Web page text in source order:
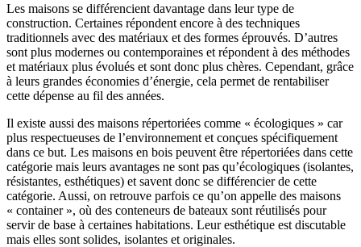
Les maisons se différencient davantage dans leur type de
construction. Certaines répondent encore à des techniques
traditionnels avec des matériaux et des formes éprouvés. D’autres
sont plus modernes ou contemporaines et répondent à des méthodes
et matériaux plus évolués et sont donc plus chères. Cependant, grâce
à leurs grandes économies d’énergie, cela permet de rentabiliser
cette dépense au fil des années.
Il existe aussi des maisons répertoriées comme « écologiques » car
plus respectueuses de l’environnement et conçues spécifiquement
dans ce but. Les maisons en bois peuvent être répertoriées dans cette
catégorie mais leurs avantages ne sont pas qu’écologiques (isolantes,
résistantes, esthétiques) et savent donc se différencier de cette
catégorie. Aussi, on retrouve parfois ce qu’on appelle des maisons
« container », où des conteneurs de bateaux sont réutilisés pour
servir de base à certaines habitations. Leur esthétique est discutable
mais elles sont solides, isolantes et originales.